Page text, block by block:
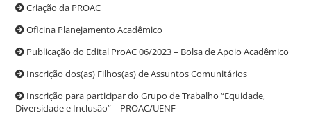
Criação da PROAC
Oficina Planejamento Acadêmico
Publicação do Edital ProAC 06/2023 – Bolsa de Apoio Acadêmico
Inscrição dos(as) Filhos(as) de Assuntos Comunitários
Inscrição para participar do Grupo de Trabalho “Equidade,
Diversidade e Inclusão” – PROAC/UENF